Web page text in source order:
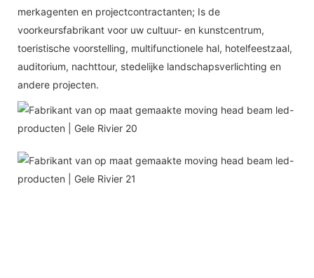
merkagenten en projectcontractanten; Is de
voorkeursfabrikant voor uw cultuur- en kunstcentrum,
toeristische voorstelling, multifunctionele hal, hotelfeestzaal,
auditorium, nachttour, stedelijke landschapsverlichting en
andere projecten.